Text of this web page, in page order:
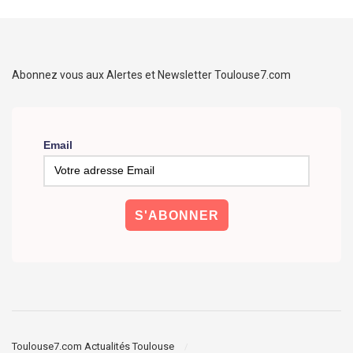
Abonnez vous aux Alertes et Newsletter Toulouse7.com
Email
Toulouse7.com Actualités Toulouse